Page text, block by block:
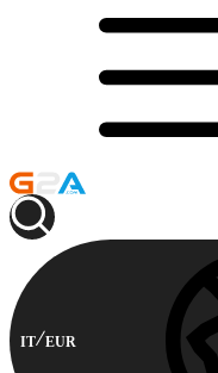
IT EUR